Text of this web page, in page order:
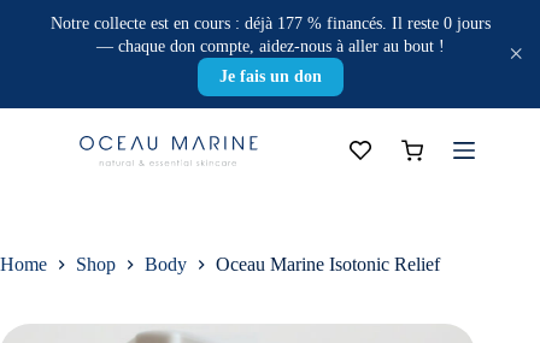
28,90€ 188 in stock
ADD TO BASKET
Notre collecte est en cours : déjà 177 % financés. Il reste 0 jours
— chaque don compte, aidez-nous à aller au bout !
Je fais un don
×
Shopping
Home Shop Body Oceau Marine Isotonic Relief